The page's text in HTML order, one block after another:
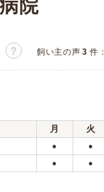
院
？ 飼い主の声 3 件：
月 火
● ●
● ●